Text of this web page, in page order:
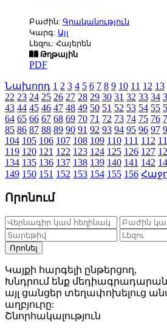
Բաժին: Գրականություն
Կարգ: Այլ
Լեզու: Հայերեն
Թղթային
PDF
Նախորդ 1 2 3 4 5 6 7 8 9 10 11 12 13
22 23 24 25 26 27 28 29 30 31 32 33 34
43 44 45 46 47 48 49 50 51 52 53 54 55
64 65 66 67 68 69 70 71 72 73 74 75 76
85 86 87 88 89 90 91 92 93 94 95 96 97
104 105 106 107 108 109 110 111 112
119 120 121 122 123 124 125 126 127
134 135 136 137 138 139 140 141 142
149 150 151 152 153 154 155 156
Որոնում
Որոնել
Կայքի հարգելի ընթերցող,
Խնդրում ենք
այլ ցանցեր տեղափոխելուց
աղբյուրը:
Շնորհակալություն